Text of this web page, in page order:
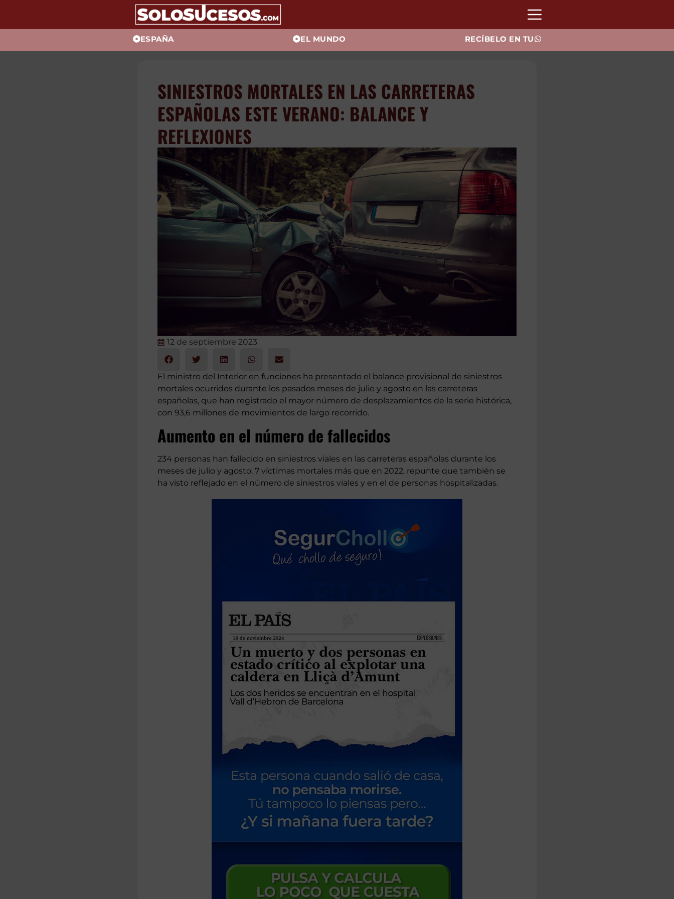
ESPAÑA EL MUNDO RECÍBELO EN TU
SINIESTROS MORTALES EN LAS CARRETERAS
ESPAÑOLAS ESTE VERANO: BALANCE Y
REFLEXIONES
12 de septiembre 2023
El ministro del Interior en funciones ha presentado el balance provisional de siniestros
mortales ocurridos durante los pasados meses de julio y agosto en las carreteras
españolas, que han registrado el mayor número de desplazamientos de la serie histórica,
con 93,6 millones de movimientos de largo recorrido.
Aumento en el número de fallecidos
234 personas han fallecido en siniestros viales en las carreteras españolas durante los
meses de julio y agosto, 7 víctimas mortales más que en 2022, repunte que también se
ha visto reflejado en el número de siniestros viales y en el de personas hospitalizadas.